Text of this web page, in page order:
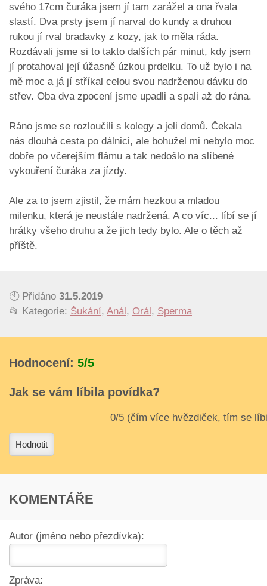
svého 17cm čuráka jsem jí tam zarážel a ona řvala
slastí. Dva prsty jsem jí narval do kundy a druhou
rukou jí rval bradavky z kozy, jak to měla ráda.
Rozdávali jsme si to takto dalších pár minut, kdy jsem
jí protahoval její úžasně úzkou prdelku. To už bylo i na
mě moc a já jí stříkal celou svou nadrženou dávku do
střev. Oba dva zpocení jsme upadli a spali až do rána.
Ráno jsme se rozloučili s kolegy a jeli domů. Čekala
nás dlouhá cesta po dálnici, ale bohužel mi nebylo moc
dobře po včerejším flámu a tak nedošlo na slíbené
vykouření čuráka za jízdy.
Ale za to jsem zjistil, že mám hezkou a mladou
milenku, která je neustále nadržená. A co víc... líbí se jí
hrátky všeho druhu a že jich tedy bylo. Ale o těch až
příště.
🕙 Přidáno 31.5.2019
📂 Kategorie: Šukání, Anál , Orál , Sperma
Hodnocení: 5/5
Jak se vám líbila povídka?
Hodnotit
KOMENTÁŘE
Autor (jméno nebo přezdívka):
Zpráva: